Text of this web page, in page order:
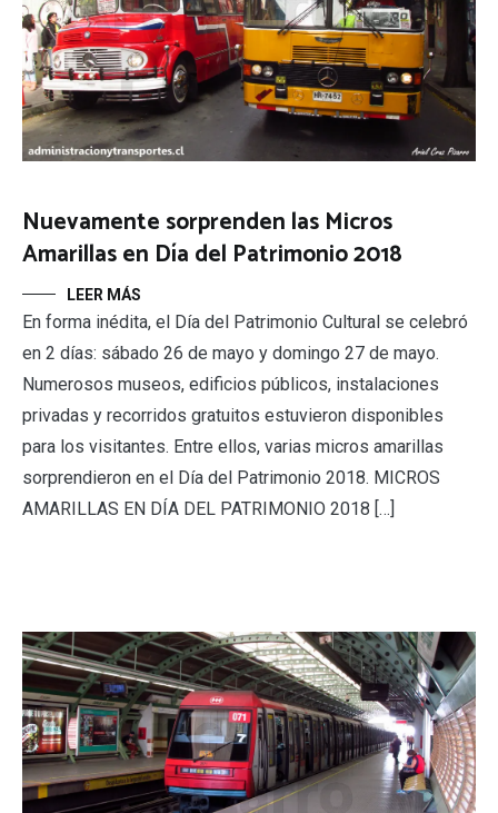
Nuevamente sorprenden las Micros
Amarillas en Día del Patrimonio 2018
LEER MÁS
En forma inédita, el Día del Patrimonio Cultural se celebró
en 2 días: sábado 26 de mayo y domingo 27 de mayo.
Numerosos museos, edificios públicos, instalaciones
privadas y recorridos gratuitos estuvieron disponibles
para los visitantes. Entre ellos, varias micros amarillas
sorprendieron en el Día del Patrimonio 2018. MICROS
AMARILLAS EN DÍA DEL PATRIMONIO 2018 […]